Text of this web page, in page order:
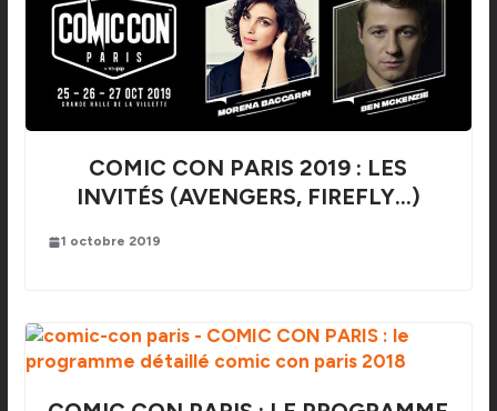
COMIC CON PARIS 2019 : LES
INVITÉS (AVENGERS, FIREFLY…)
1 octobre 2019